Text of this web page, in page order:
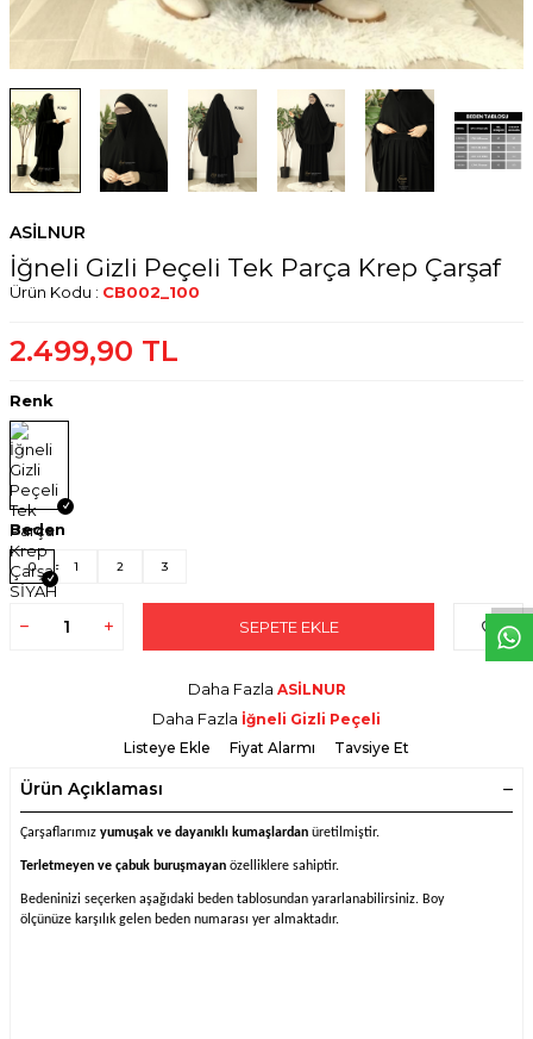
ASİLNUR
İğneli Gizli Peçeli Tek Parça Krep Çarşaf
Ürün Kodu : CB002_100
2.499,90 TL
Renk
Beden
0 1 2 3
SEPETE EKLE
Daha Fazla ASİLNUR
Daha Fazla İğneli Gizli Peçeli
Listeye Ekle
Fiyat Alarmı Tavsiye Et
Ürün Açıklaması
Çarşaflarımız yumuşak ve dayanıklı kumaşlardan üretilmiştir.
Terletmeyen ve çabuk buruşmayan özelliklere sahiptir.
Bedeninizi seçerken aşağıdaki beden tablosundan yararlanabilirsiniz. Boy
ölçünüze karşılık gelen beden numarası yer almaktadır.